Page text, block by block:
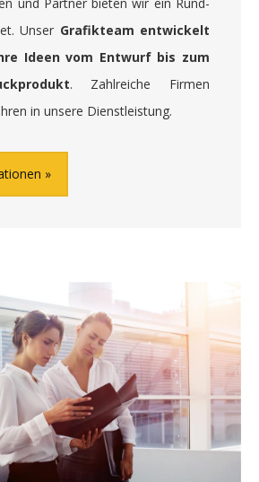
Unser Grafikteam entwickelt
Ideen vom Entwurf bis zum
. Zahlreiche Firmen
in unsere Dienstleistung.